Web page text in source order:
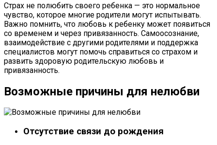
Страх не полюбить своего ребенка — это нормальное
чувство, которое многие родители могут испытывать.
Важно помнить, что любовь к ребенку может появиться
со временем и через привязанность. Самоосознание,
взаимодействие с другими родителями и поддержка
специалистов могут помочь справиться со страхом и
развить здоровую родительскую любовь и
привязанность.
Возможные причины для нелюбви
Отсутствие связи до рождения